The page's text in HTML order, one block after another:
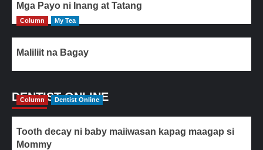
Mga Payo ni Inang at Tatang
Column My Tea
Maliliit na Bagay
DENTIST ONLINE
Column Dentist Online
Tooth decay ni baby maiiwasan kapag maagap si
Mommy